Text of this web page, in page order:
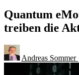
Quantum
treiben die
Andreas Sommer